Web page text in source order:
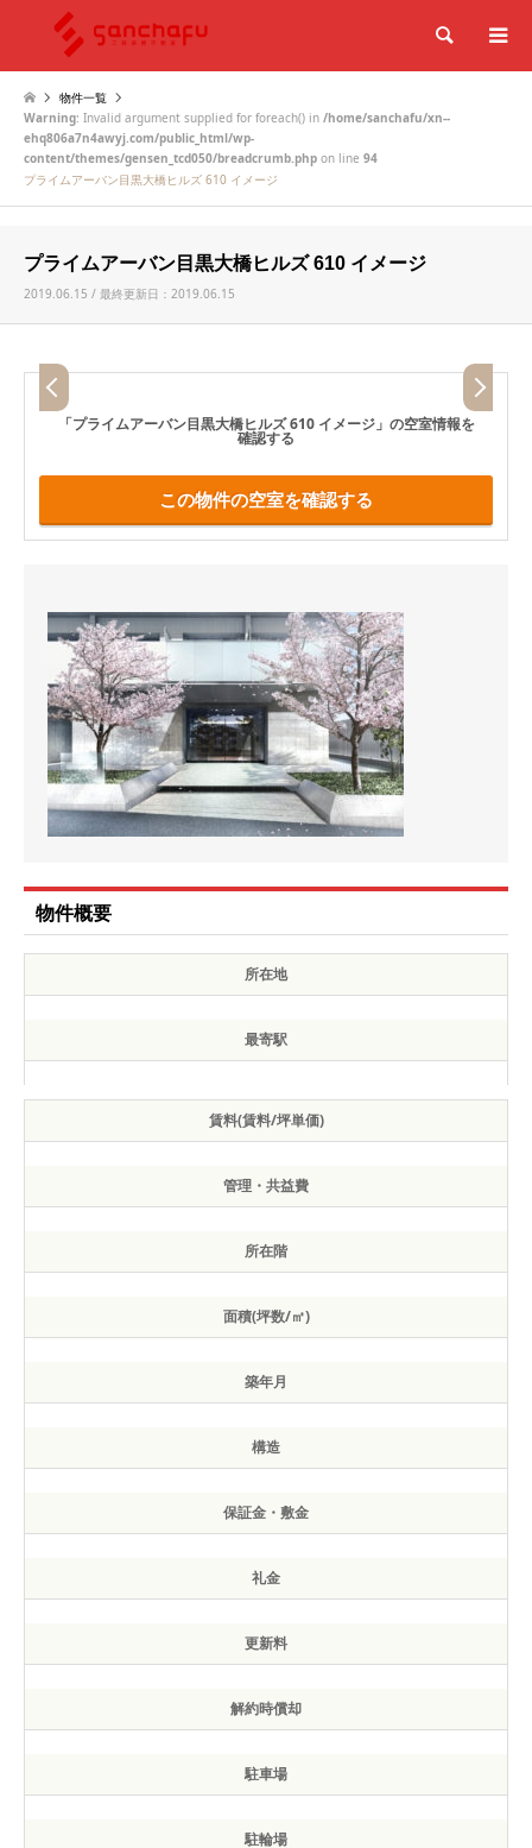
検索
物件一覧
Warning: Invalid argument supplied for foreach() in /home/sanchafu/xn--
ehq806a7n4awyj.com/public_html/wp-
content/themes/gensen_tcd050/breadcrumb.php on line 94
プライムアーバン目黒大橋ヒルズ 610 イメージ
プライムアーバン目黒大橋ヒルズ 610 イメージ
2019.06.15 / 最終更新日：2019.06.15
「プライムアーバン目黒大橋ヒルズ 610 イメージ」 の空室情報を
確認する
この物件の空室を確認する
物件概要
所在地
最寄駅
賃料(賃料/坪単価)
管理・共益費
所在階
面積(坪数/㎡)
築年月
構造
保証金・敷金
礼金
更新料
解約時償却
駐車場
駐輪場